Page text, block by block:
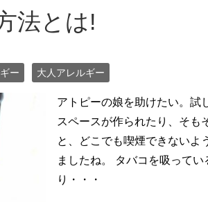
法とは!
ー 大人アレルギー
アトピーの娘を助けたい。試
スペースが作られたり、そも
と、どこでも喫煙できないよ
ましたね。 タバコを吸って
り・・・